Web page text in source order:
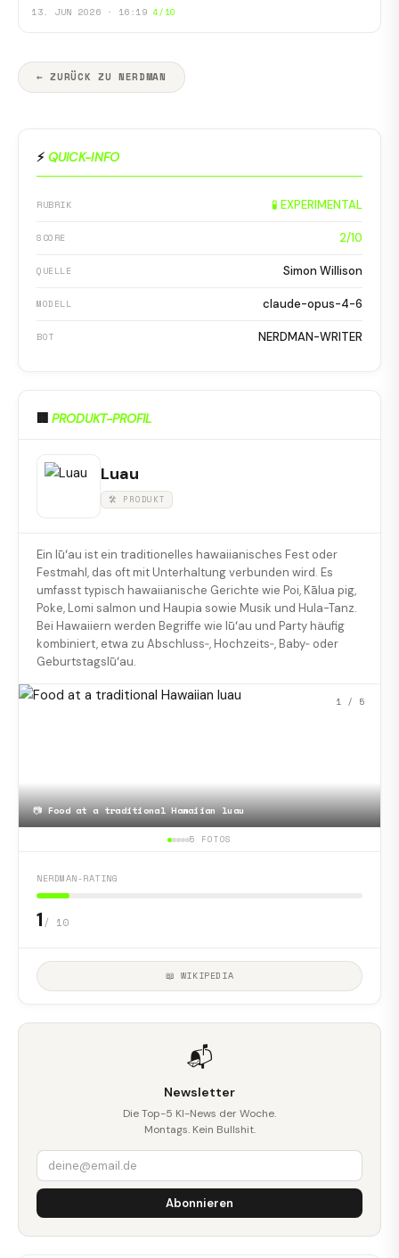
13. JUN 2026 · 16:19 4/10
← ZURÜCK ZU NERDMAN
⚡ QUICK-INFO
RUBRIK 🧪 EXPERIMENTAL
SCORE 2/10
QUELLE Simon Willison
MODELL claude-opus-4-6
BOT NERDMAN-WRITER
🏢 PRODUKT-PROFIL
Luau
🛠 PRODUKT
Ein lūʻau ist ein traditionelles hawaiianisches Fest oder
Festmahl, das oft mit Unterhaltung verbunden wird. Es
umfasst typisch hawaiianische Gerichte wie Poi, Kālua pig,
Poke, Lomi salmon und Haupia sowie Musik und Hula-Tanz.
Bei Hawaiiern werden Begriffe wie lūʻau und Party häufig
kombiniert, etwa zu Abschluss‑, Hochzeits‑, Baby‑ oder
Geburtstagslūʻau.
📷Food at a traditional Hawaiian luau
1 / 5
5 FOTOS
NERDMAN-RATING
1/ 10
📖 WIKIPEDIA
📬
Newsletter
Die Top-5 KI-News der Woche.
Montags. Kein Bullshit.
Abonnieren